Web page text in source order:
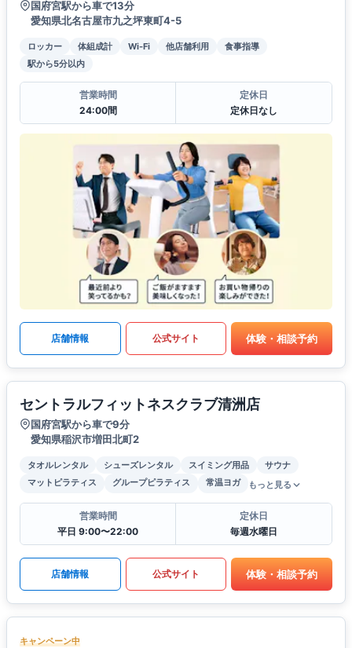
国府宮駅から車で13分
愛知県北名古屋市九之坪東町4-5
ロッカー 体組成計 Wi-Fi 他店舗利用
食事指導
駅から5分以内
営業時間
24:00間
定休日
定休日なし
店舗情報 公式サイト 体験・相談予約
セントラルフィットネスクラブ清洲店
国府宮駅から車で9分
愛知県稲沢市増田北町2
タオルレンタル シューズレンタル スイミング用品
サウナ
マットピラティス
グループピラティス 常温ヨガ もっと見る
営業時間
平日 9:00〜22:00
定休日
毎週水曜日
店舗情報 公式サイト 体験・相談予約
キャンペーン中